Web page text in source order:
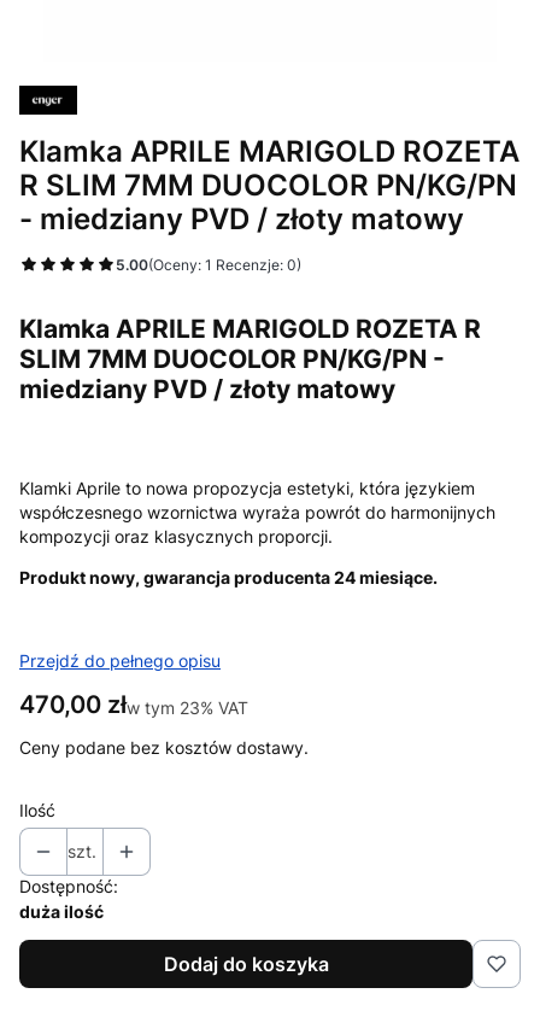
Klamka APRILE MARIGOLD ROZETA
R SLIM 7MM DUOCOLOR PN/KG/PN
- miedziany PVD / złoty matowy
5.00(Oceny: 1 Recenzje: 0)
Klamka APRILE MARIGOLD ROZETA R
SLIM 7MM DUOCOLOR PN/KG/PN -
miedziany PVD / złoty matowy
Klamki Aprile to nowa propozycja estetyki, która językiem
współczesnego wzornictwa wyraża powrót do harmonijnych
kompozycji oraz klasycznych proporcji.
Produkt nowy, gwarancja producenta 24 miesiące.
Przejdź do pełnego opisu
Cena
470,00 złw tym 23% VAT
w tym 23% VAT
Ceny podane bez kosztów dostawy.
Ilość
szt.
Dostępność:
duża ilość
Dodaj do koszyka